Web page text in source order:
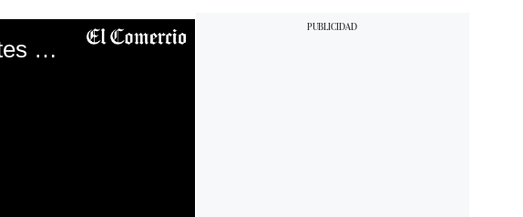
Francisco Sagasti designa a César Cervantes como nuevo comandante general de la PNP